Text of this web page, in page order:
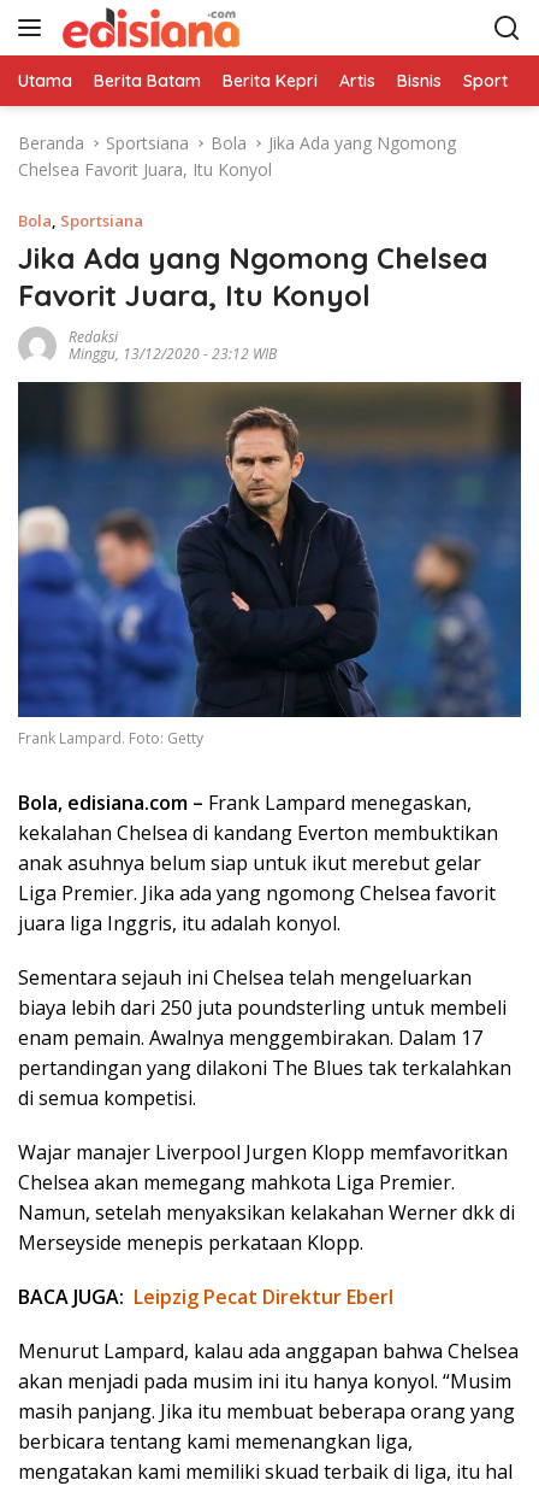
Utama Berita Batam Berita Kepri Artis Bisnis Sport
Beranda Sportsiana Bola
Jika Ada yang Ngomong
Chelsea Favorit Juara, Itu Konyol
Bola, Sportsiana
Jika Ada yang Ngomong Chelsea
Favorit Juara, Itu Konyol
Redaksi
Minggu, 13/12/2020 - 23:12 WIB
Frank Lampard. Foto: Getty
Bola, edisiana.com – Frank Lampard menegaskan,
kekalahan Chelsea di kandang Everton membuktikan
anak asuhnya belum siap untuk ikut merebut gelar
Liga Premier. Jika ada yang ngomong Chelsea favorit
juara liga Inggris, itu adalah konyol.
Sementara sejauh ini Chelsea telah mengeluarkan
biaya lebih dari 250 juta poundsterling untuk membeli
enam pemain. Awalnya menggembirakan. Dalam 17
pertandingan yang dilakoni The Blues tak terkalahkan
di semua kompetisi.
Wajar manajer Liverpool Jurgen Klopp memfavoritkan
Chelsea akan memegang mahkota Liga Premier.
Namun, setelah menyaksikan kelakahan Werner dkk di
Merseyside menepis perkataan Klopp.
BACA JUGA: Leipzig Pecat Direktur Eberl
Menurut Lampard, kalau ada anggapan bahwa Chelsea
akan menjadi pada musim ini itu hanya konyol. “Musim
masih panjang. Jika itu membuat beberapa orang yang
berbicara tentang kami memenangkan liga,
mengatakan kami memiliki skuad terbaik di liga, itu hal